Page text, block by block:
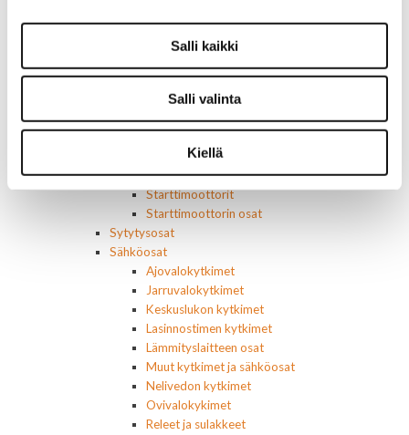
Salli kaikki
Salli valinta
Kiellä
Etuvastukset
Kennot
Käyttöpaneelit / kytkimet
Moottorit
Ilmastoinnin osat
Startit ja startin osat
Starttimoottorit
Starttimoottorin osat
Sytytysosat
Sähköosat
Ajovalokytkimet
Jarruvalokytkimet
Keskuslukon kytkimet
Lasinnostimen kytkimet
Lämmityslaitteen osat
Muut kytkimet ja sähköosat
Nelivedon kytkimet
Ovivalokykimet
Releet ja sulakkeet